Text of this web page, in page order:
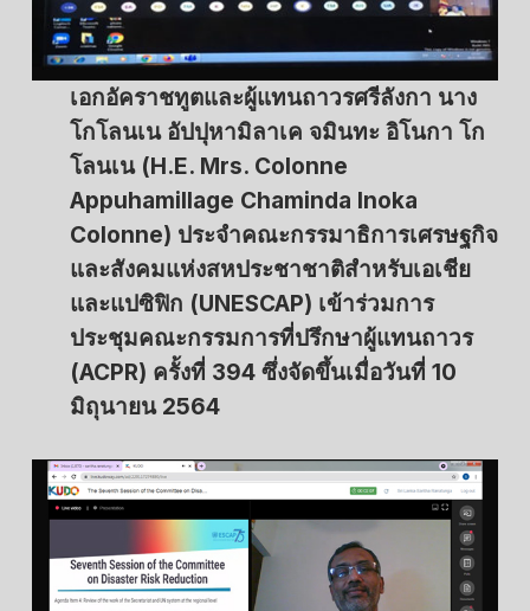
เอกอัคราชทูตและผู้แทนถาวรศรีลังกา นาง
โกโลนเน อัปปุหามิลาเค จมินทะ อิโนกา โก
โลนเน (H.E. Mrs. Colonne
Appuhamillage Chaminda Inoka
Colonne) ประจำคณะกรรมาธิการเศรษฐกิจ
และสังคมแห่งสหประชาชาติสำหรับเอเชีย
และแปซิฟิก (UNESCAP) เข้าร่วมการ
ประชุมคณะกรรมการที่ปรึกษาผู้แทนถาวร
(ACPR) ครั้งที่ 394 ซึ่งจัดขึ้นเมื่อวันที่ 10
มิถุนายน 2564